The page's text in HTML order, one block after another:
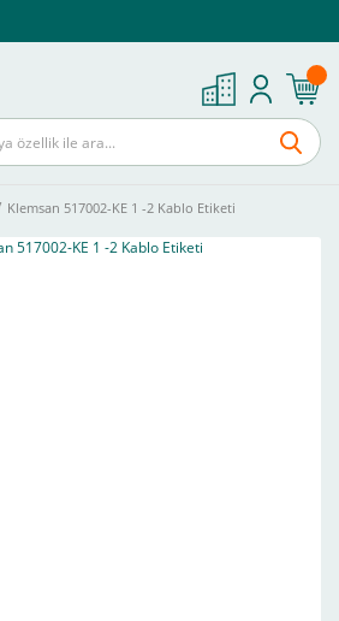
Klemsan 517002-KE 1 -2 Kablo Etiketi